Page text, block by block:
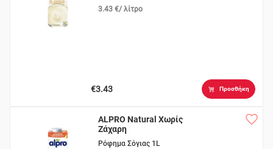
3.43 €/ λίτρο
€3.43 Προσθήκη
ALPRO Natural Χωρίς
Ζάχαρη
Ρόφημα Σόγιας 1L